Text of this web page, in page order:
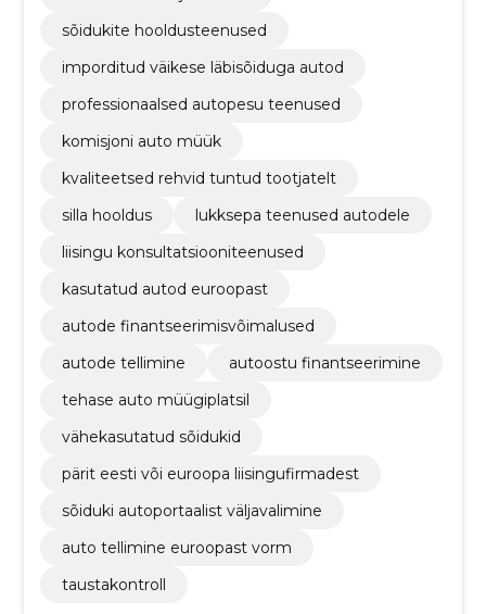
sõidukite hooldusteenused
imporditud väikese läbisõiduga autod
professionaalsed autopesu teenused
komisjoni auto müük
kvaliteetsed rehvid tuntud tootjatelt
silla hooldus
lukksepa teenused autodele
liisingu konsultatsiooniteenused
kasutatud autod euroopast
autode finantseerimisvõimalused
autode tellimine
autoostu finantseerimine
tehase auto müügiplatsil
vähekasutatud sõidukid
pärit eesti või euroopa liisingufirmadest
sõiduki autoportaalist väljavalimine
auto tellimine euroopast vorm
taustakontroll